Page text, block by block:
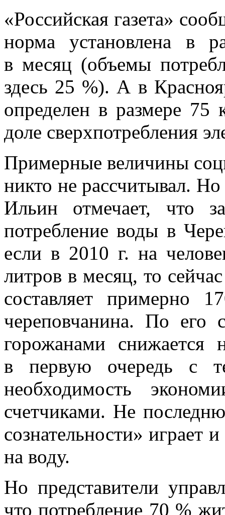
«Российская газета»
норма установлена в
в месяц (объемы
здесь 25 %). А в
определен в размере 75
доле сверхпотребления
Примерные величины
никто не рассчитывал.
Ильин отмечает, что
потребление воды в
если в 2010 г. на
литров в месяц, то
составляет примерно
череповчанина. По его
горожанами
в первую очередь с
необходимость
счетчиками. Не
сознательности» играет
на воду.
Но представители
что потребление 70 %